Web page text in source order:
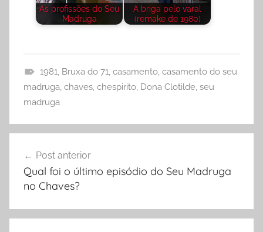
As profissões do Seu
Madruga
A briga pelo varal
(remake de 1980)
P
e
g
t
s
1981, Bruxa do 71, casamento, casamento do seu
madruga, chaves, chespirito, Dona Clotilde, seu
madruga
de
Post
Post anterior
Qual foi o último episódio do Seu Madruga
no Chaves?